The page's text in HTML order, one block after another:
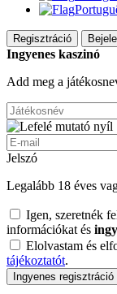
Regisztráció
Ingyenes kaszinó
Add meg a
Jelszó
Legalább 18 éves
Igen, szeretnék
információkat és
Elolvastam és
tájékoztatót.
Ingyenes regisztráció